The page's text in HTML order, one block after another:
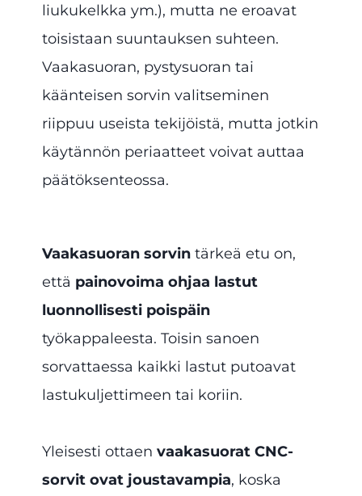
liukukelkka ym.), mutta ne eroavat
toisistaan suuntauksen suhteen.
Vaakasuoran, pystysuoran tai
käänteisen sorvin valitseminen
riippuu useista tekijöistä, mutta jotkin
käytännön periaatteet voivat auttaa
päätöksenteossa.
Vaakasuoran sorvin tärkeä etu on,
että painovoima ohjaa lastut
luonnollisesti poispäin
työkappaleesta. Toisin sanoen
sorvattaessa kaikki lastut putoavat
lastukuljettimeen tai koriin.
Yleisesti ottaen vaakasuorat CNC-
sorvit ovat joustavampia, koska